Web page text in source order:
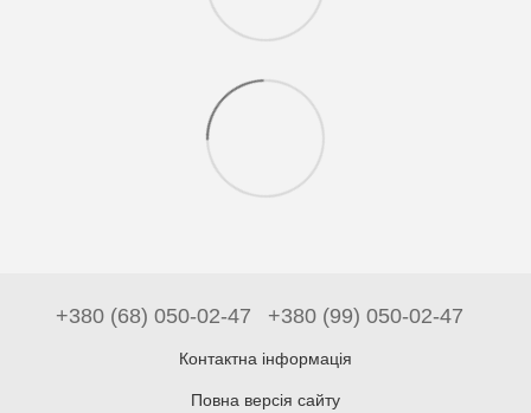
+380 (68) 050-02-47 +380 (99) 050-02-47
Контактна інформація
Повна версія сайту